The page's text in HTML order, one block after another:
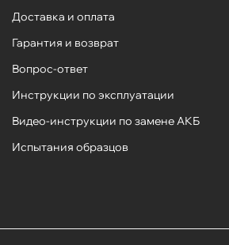
Доставка и оплата
Гарантия и возврат
Вопрос-ответ
Инструкции по эксплуатации
Видео-инструкции по замене АКБ
Испытания образцов